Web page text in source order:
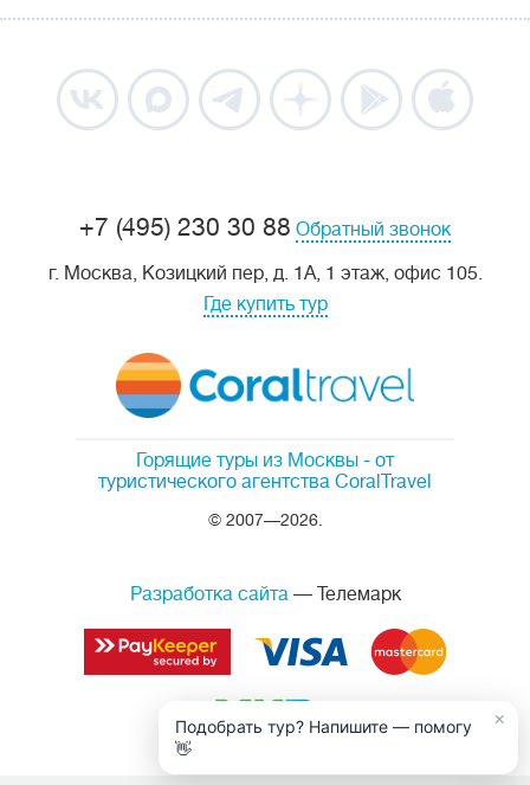
Горящие туры из Москвы - от
туристического агентства CoralTravel
© 2007—2026.
+7 (495) 230 30 88 Обратный звонок
г. Москва, Козицкий пер, д. 1А, 1 этаж, офис 105.
Где купить тур
Разработка сайта— Телемарк
Подобрать тур? Напишите — помогу
👋
×